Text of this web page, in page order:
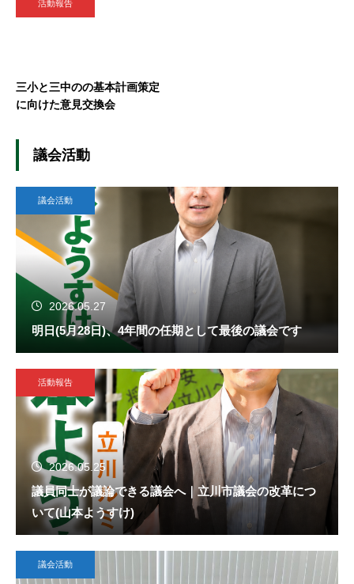
活動報告
三小と三中のの基本計画策定
に向けた意見交換会
議会活動
議会活動
2026.05.27
明日(5月28日)、4年間の任期として最後の議会です
活動報告
2026.05.25
議員同士が議論できる議会へ｜立川市議会の改革につ
いて(山本ようすけ)
議会活動